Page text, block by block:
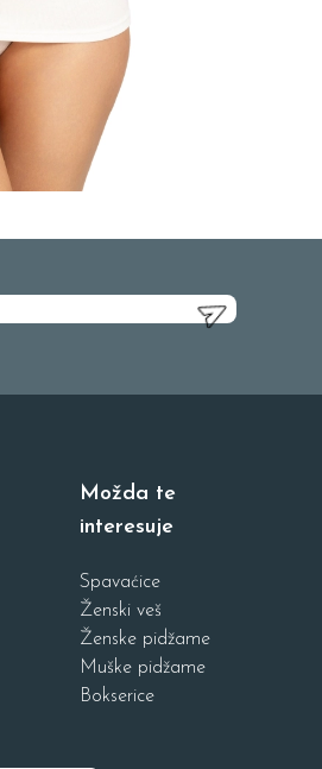
Možda te
interesuje
Spavaćice
Ženski veš
Ženske pidžame
Muške pidžame
Bokserice